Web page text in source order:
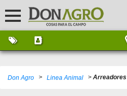
Don Agro > Linea Animal > Arreadores